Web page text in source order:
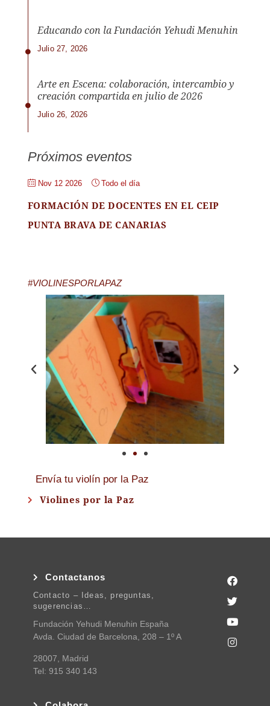
Educando con la Fundación Yehudi Menuhin
Julio 27, 2026
Arte en Escena: colaboración, intercambio y
creación compartida en julio de 2026
Julio 26, 2026
Próximos eventos
Nov 12 2026 Todo el día
FORMACIÓN DE DOCENTES EN EL CEIP
PUNTA BRAVA DE CANARIAS
#VIOLINESPORLAPAZ
Envía tu violín por la Paz
Violines por la Paz
Contactanos
Contacto – Ideas, preguntas,
sugerencias…
Fundación Yehudi Menuhin España
Avda. Ciudad de Barcelona, 208 – 1º A
28007, Madrid
Tel: 915 340 143